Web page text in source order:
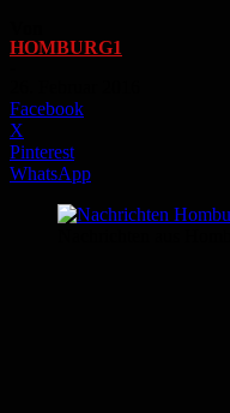
HOMBURG1
Facebook
X
Pinterest
WhatsApp